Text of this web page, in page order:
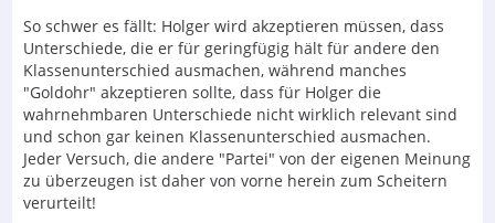
So schwer es fällt: Holger wird akzeptieren müssen, dass
Unterschiede, die er für geringfügig hält für andere den
Klassenunterschied ausmachen, während manches
"Goldohr" akzeptieren sollte, dass für Holger die
wahrnehmbaren Unterschiede nicht wirklich relevant sind
und schon gar keinen Klassenunterschied ausmachen.
Jeder Versuch, die andere "Partei" von der eigenen Meinung
zu überzeugen ist daher von vorne herein zum Scheitern
verurteilt!